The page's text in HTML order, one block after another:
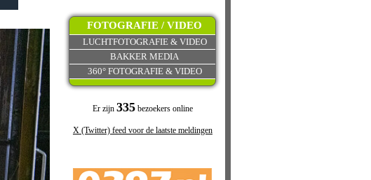
FOTOGRAFIE / VIDEO
LUCHTFOTOGRAFIE & VIDEO
BAKKER MEDIA
360° FOTOGRAFIE & VIDEO
Er zijn 335bezoekers online
X (Twitter) feed voor de laatste meldingen